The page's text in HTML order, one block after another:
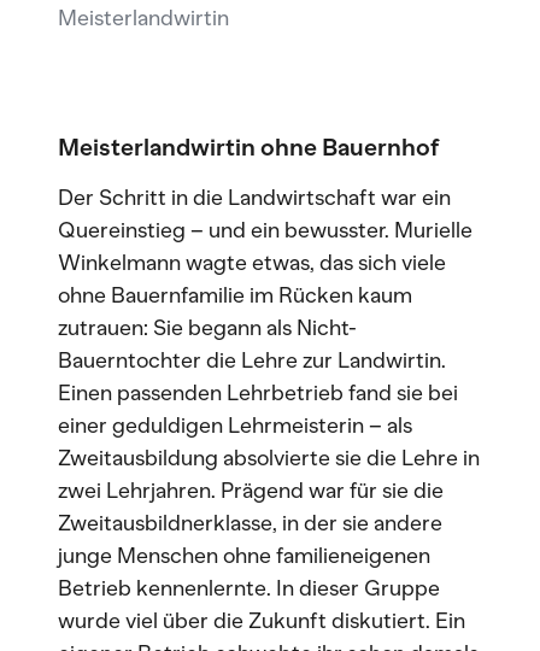
Meisterlandwirtin
Meisterlandwirtin ohne Bauernhof
Der Schritt in die Landwirtschaft war ein
Quereinstieg – und ein bewusster. Murielle
Winkelmann wagte etwas, das sich viele
ohne Bauernfamilie im Rücken kaum
zutrauen: Sie begann als Nicht-
Bauerntochter die Lehre zur Landwirtin.
Einen passenden Lehrbetrieb fand sie bei
einer geduldigen Lehrmeisterin – als
Zweitausbildung absolvierte sie die Lehre in
zwei Lehrjahren. Prägend war für sie die
Zweitausbildnerklasse, in der sie andere
junge Menschen ohne familieneigenen
Betrieb kennenlernte. In dieser Gruppe
wurde viel über die Zukunft diskutiert. Ein